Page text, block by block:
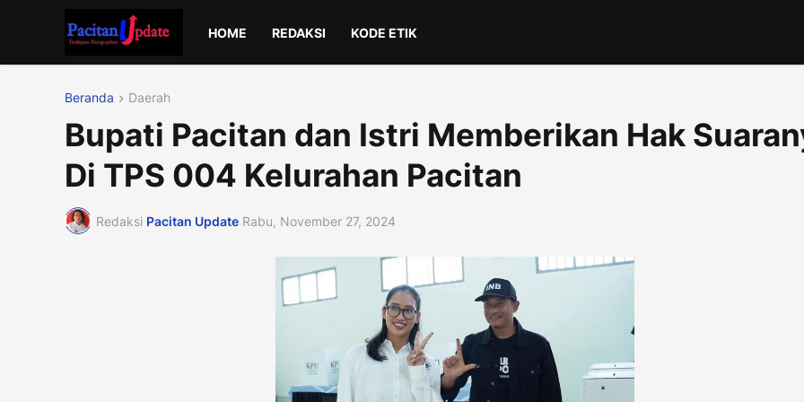
HOME REDAKSI KODE ETIK
Beranda Daerah
Bupati Pacitan dan Istri Memberikan Hak
Di TPS 004 Kelurahan Pacitan
Redaksi Pacitan Update Rabu, November 27, 2024